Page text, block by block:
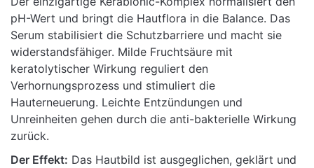
pH-Wert und bringt die Hautflora in die Balance. Das
Serum stabilisiert die Schutzbarriere und macht sie
widerstandsfähiger. Milde Fruchtsäure mit
keratolytischer Wirkung reguliert den
Verhornungsprozess und stimuliert die
Hauterneuerung. Leichte Entzündungen und
Unreinheiten gehen durch die anti-bakterielle Wirkung
zurück.
Der Effekt: Das Hautbild ist ausgeglichen, geklärt und